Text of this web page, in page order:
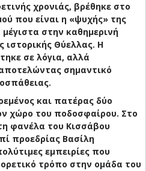
χρονιάς, βρέθηκε στο
που είναι η «ψυχής» της
στην καθημερινή
ιστορικής Θύελλας. Η
σε λόγια, αλλά
σημαντικό
και πατέρας δύο
χώρο του ποδοσφαίρου. Στο
φανέλα του Κισσάβου
προεδρίας Βασίλη
εμπειρίες που
τρόπο στην ομάδα του